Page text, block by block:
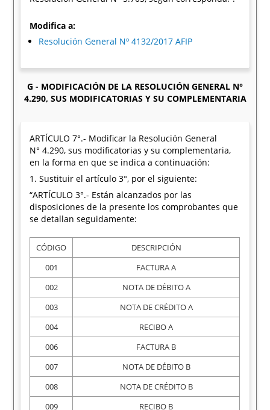
Modifica a:
Resolución General Nº 4132/2017 AFIP
G - MODIFICACIÓN DE LA RESOLUCIÓN GENERAL N°
4.290, SUS MODIFICATORIAS Y SU COMPLEMENTARIA
ARTÍCULO 7°.- Modificar la Resolución General
N° 4.290, sus modificatorias y su complementaria,
en la forma en que se indica a continuación:
1. Sustituir el artículo 3°, por el siguiente:
“ARTÍCULO 3°.- Están alcanzados por las
disposiciones de la presente los comprobantes que
se detallan seguidamente:
CÓDIGO
DESCRIPCIÓN
001
FACTURA A
002
NOTA DE DÉBITO A
003
NOTA DE CRÉDITO A
004
RECIBO A
006
FACTURA B
007
NOTA DE DÉBITO B
008
NOTA DE CRÉDITO B
009
RECIBO B